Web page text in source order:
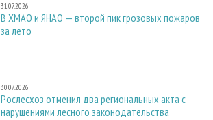
31.07.2026
В ХМАО и ЯНАО — второй пик грозовых пожаров
за лето
30.07.2026
Рослесхоз отменил два региональных акта с
нарушениями лесного законодательства